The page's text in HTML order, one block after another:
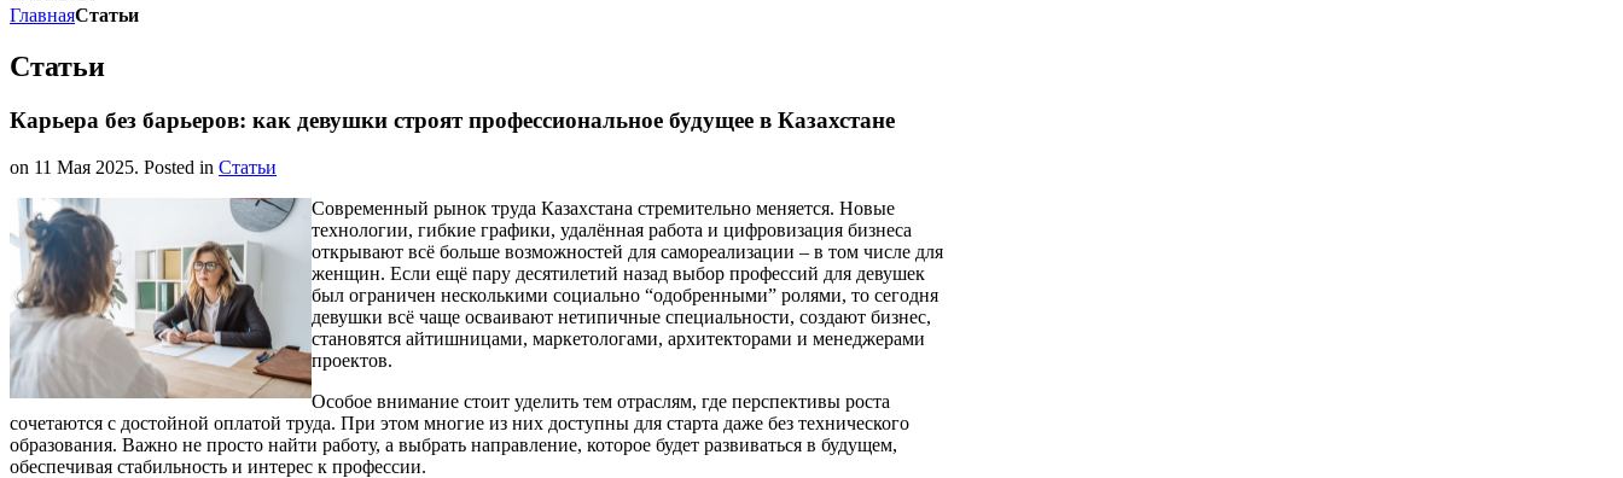
ГлавнаяСтатьи
Статьи
Карьера без барьеров: как девушки строят профессиональное будущее в Казахстане
on 11 Мая 2025. Posted in Статьи
Современный рынок труда Казахстана стремительно меняется. Новые
технологии, гибкие графики, удалённая работа и цифровизация бизнеса
открывают всё больше возможностей для самореализации – в том числе для
женщин. Если ещё пару десятилетий назад выбор профессий для девушек
был ограничен несколькими социально “одобренными” ролями, то сегодня
девушки всё чаще осваивают нетипичные специальности, создают бизнес,
становятся айтишницами, маркетологами, архитекторами и менеджерами
проектов.
Особое внимание стоит уделить тем отраслям, где перспективы роста
сочетаются с достойной оплатой труда. При этом многие из них доступны для старта даже без технического
образования. Важно не просто найти работу, а выбрать направление, которое будет развиваться в будущем,
обеспечивая стабильность и интерес к профессии.